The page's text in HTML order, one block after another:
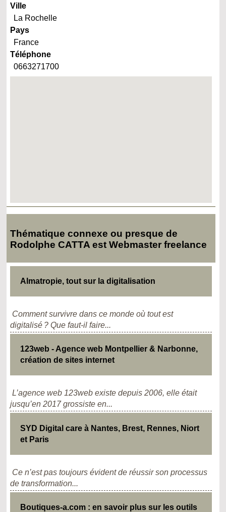
Ville
La Rochelle
Pays
France
Téléphone
0663271700
Thématique connexe ou presque de
Rodolphe CATTA est Webmaster freelance
Almatropie, tout sur la digitalisation
Comment survivre dans ce monde où tout est
digitalisé ? Que faut-il faire...
123web - Agence web Montpellier & Narbonne,
création de sites internet
L’agence web 123web existe depuis 2006, elle était
jusqu’en 2017 grossiste en...
SYD Digital care à Nantes, Brest, Rennes, Niort
et Paris
Ce n’est pas toujours évident de réussir son processus
de transformation...
Boutiques-a.com : en savoir plus sur les outils